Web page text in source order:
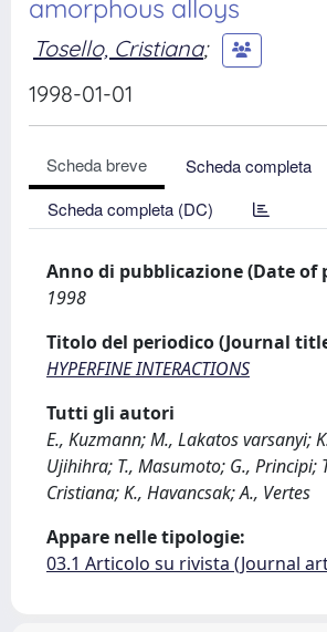
amorphous alloys
Tosello, Cristiana;
1998-01-01
Scheda breve
Scheda completa
Scheda completa (DC)
Anno di pubblicazione (Date of
1998
Titolo del periodico (Journal
HYPERFINE INTERACTIONS
Tutti gli autori
E., Kuzmann; M., Lakatos varsanyi;
Ujihihra; T., Masumoto; G., Principi;
Cristiana; K., Havancsak; A., Vertes
Appare nelle tipologie:
03.1 Articolo su rivista (Journal